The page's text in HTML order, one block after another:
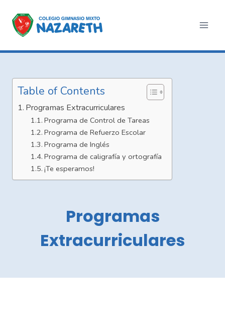
contenido
Table of Contents
Programas Extracurriculares
Programa de Control de Tareas
Programa de Refuerzo Escolar
Programa de Inglés
Programa de caligrafía y ortografía
¡Te esperamos!
Programas
Extracurriculares